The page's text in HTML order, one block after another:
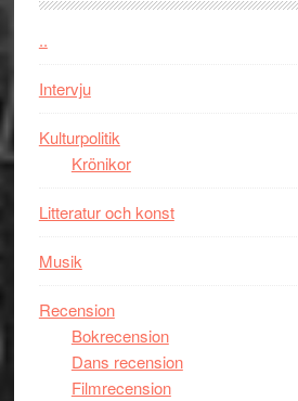
..
Intervju
Kulturpolitik
Krönikor
Litteratur och konst
Musik
Recension
Bokrecension
Dans recension
Filmrecension